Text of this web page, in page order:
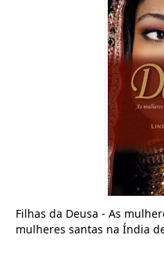
Filhas da Deusa - As
mulheres santas na Índia